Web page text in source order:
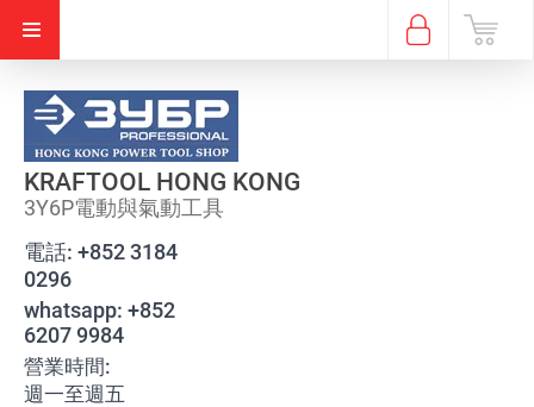
KRAFTOOL HONG KONG
3Y6P電動與氣動工具
電話: +852 3184
0296
whatsapp: +852
6207 9984
營業時間:
週一至週五